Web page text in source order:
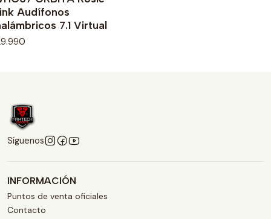
Audífonos
7.1 Virtual
Síguenos
INFORMACIÓN
Puntos de venta oficiales
Contacto